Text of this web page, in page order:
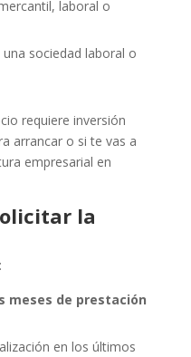
laboral o
sociedad laboral o
requiere inversión
arrancar o si te vas a
empresarial en
la
meses de prestación
en los últimos